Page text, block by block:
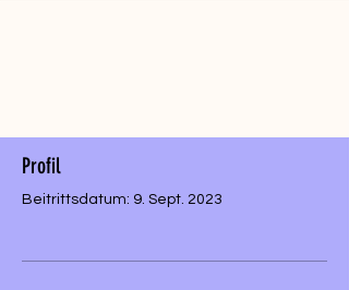
Profil
Beitrittsdatum: 9. Sept. 2023